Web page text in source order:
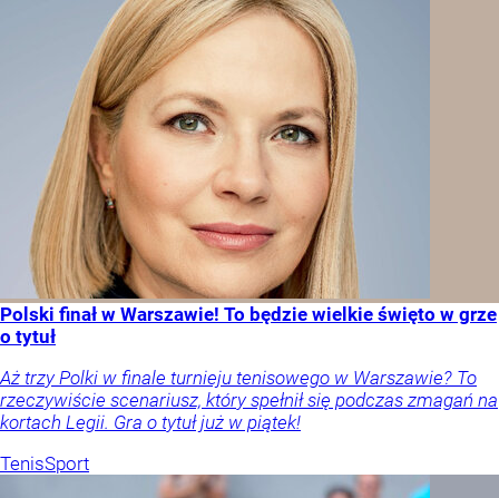
Polski finał w Warszawie! To będzie wielkie święto w grze
o tytuł
Aż trzy Polki w finale turnieju tenisowego w Warszawie? To
rzeczywiście scenariusz, który spełnił się podczas zmagań na
kortach Legii. Gra o tytuł już w piątek!
TenisSport